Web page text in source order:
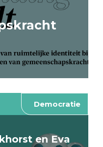
Democratie
en Eva